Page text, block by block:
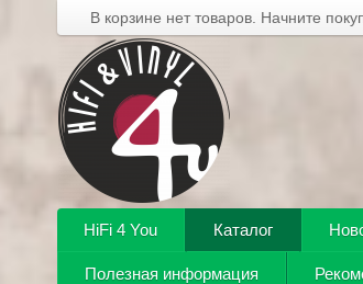
В корзине нет товаров. Начните
HiFi 4 You Каталог
Полезная информация